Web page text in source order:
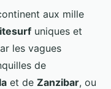
aux mille
uniques et
les vagues
de
et de Zanzibar, ou